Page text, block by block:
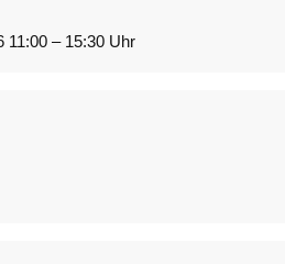
11:00 – 15:30 Uhr